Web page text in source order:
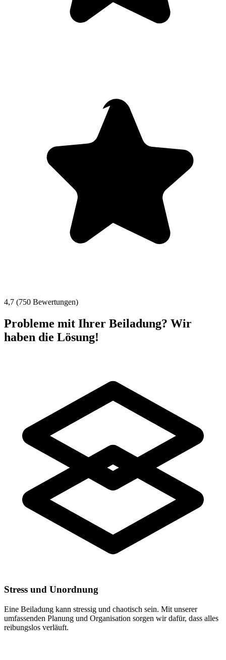
4,7 (750 Bewertungen)
Probleme mit Ihrer Beiladung? Wir
haben die Lösung!
Stress und Unordnung
Eine Beiladung kann stressig und chaotisch sein. Mit unserer
umfassenden Planung und Organisation sorgen wir dafür, dass alles
reibungslos verläuft.